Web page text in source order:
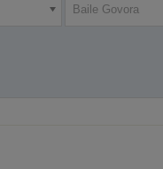
Baile Govora